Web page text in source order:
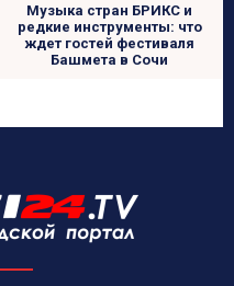
Музыка стран БРИКС и
редкие инструменты: что
ждет гостей фестиваля
Башмета в Сочи